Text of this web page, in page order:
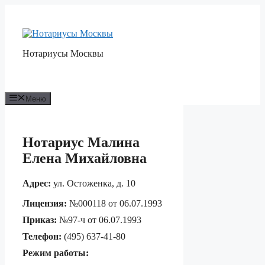
содержимому
Нотариусы Москвы
Меню
Нотариус Малина
Елена Михайловна
Адрес: ул. Остоженка, д. 10
Лицензия: №000118 от 06.07.1993
Приказ: №97-ч от 06.07.1993
Телефон: (495) 637-41-80
Режим работы: